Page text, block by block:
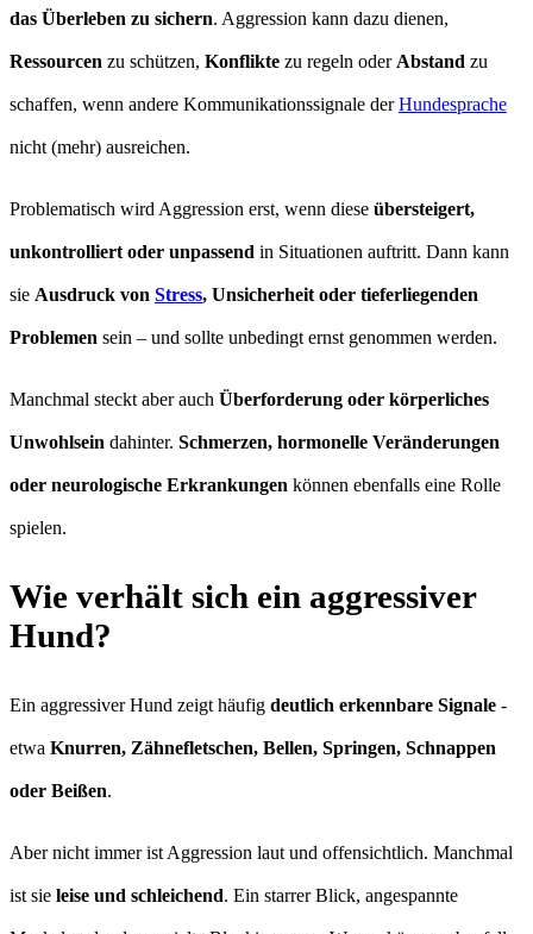
das Überleben zu sichern. Aggression kann dazu dienen,
Ressourcen zu schützen, Konflikte zu regeln oder Abstand zu
schaffen, wenn andere Kommunikationssignale derHundesprache
nicht (mehr) ausreichen.
Problematisch wird Aggression erst, wenn diese übersteigert,
unkontrolliert oder unpassend in Situationen auftritt. Dann kann
sie Ausdruck von Stress, Unsicherheit oder tieferliegenden
Problemen sein – und sollte unbedingt ernst genommen werden.
Manchmal steckt aber auch Überforderung oder körperliches
Unwohlsein dahinter. Schmerzen, hormonelle Veränderungen
oder neurologische Erkrankungen können ebenfalls eine Rolle
spielen.
Wie verhält sich ein aggressiver
Hund?
Ein aggressiver Hund zeigt häufig deutlich erkennbare Signale -
etwa Knurren, Zähnefletschen, Bellen, Springen, Schnappen
oder Beißen.
Aber nicht immer ist Aggression laut und offensichtlich. Manchmal
ist sie leise und schleichend. Ein starrer Blick, angespannte